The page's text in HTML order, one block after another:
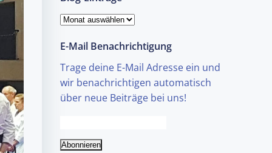
Blog-
E-Mail Benachrichtigung
Trage deine E-Mail Adresse ein und
wir benachrichtigen automatisch
über neue Beiträge bei uns!